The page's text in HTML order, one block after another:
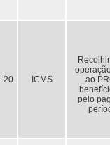
20 ICMS
ao
pelo